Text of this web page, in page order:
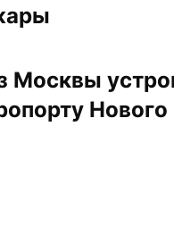
Москвы
Нового